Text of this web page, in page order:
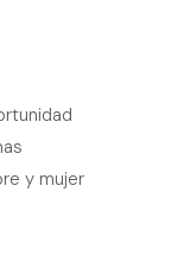
y mujer